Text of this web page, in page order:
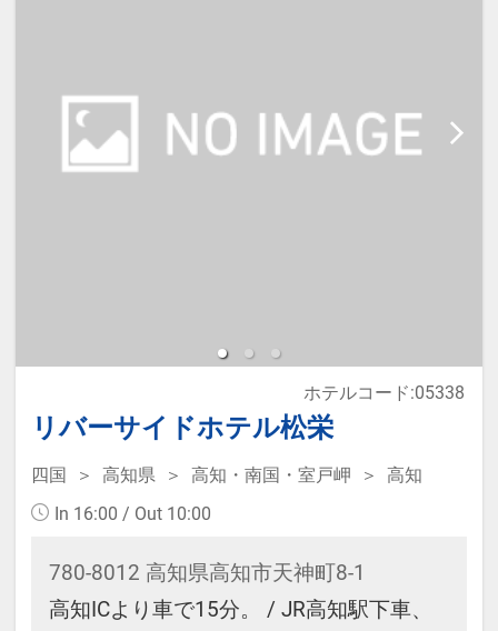
・幼児施設使用料（0～6歳）：無料
※添い寝のお子様がいる場合は「施
設へのメッセージ」に人数・年齢を
●Wi-Fi全館利用可
※宿泊税が必要な場合は現地払いと
なります。
リバーサイドホテル松栄
ホテルコード:05338
四国 高知県 高知・南国・室戸岬
高知
In 16:00 / Out 10:00
780-8012 高知県高知市天神町8-1
高知ICより車で15分。 / JR高知駅下車、